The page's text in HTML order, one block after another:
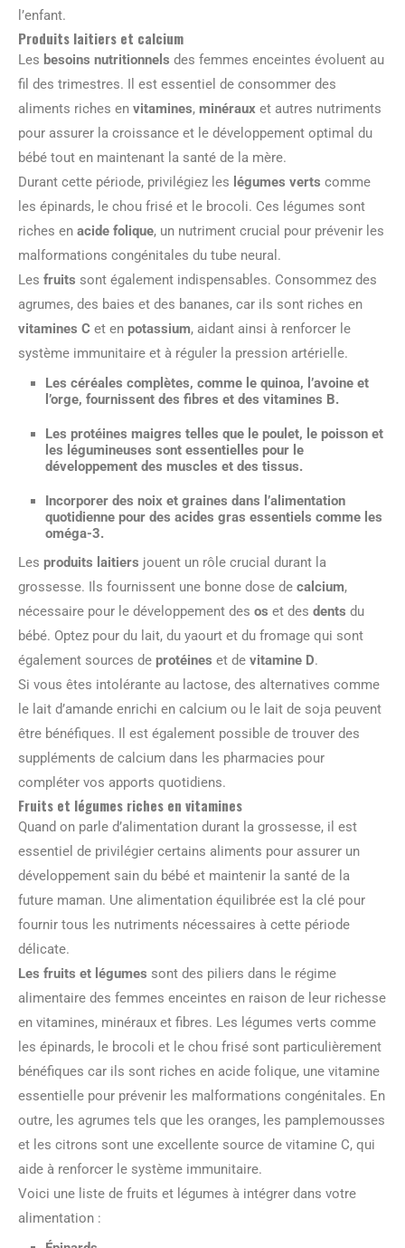
l’enfant.
Produits laitiers et calcium
Les besoins nutritionnels des femmes enceintes évoluent au
fil des trimestres. Il est essentiel de consommer des
aliments riches en vitamines, minéraux et autres nutriments
pour assurer la croissance et le développement optimal du
bébé tout en maintenant la santé de la mère.
Durant cette période, privilégiez les légumes verts comme
les épinards, le chou frisé et le brocoli. Ces légumes sont
riches en acide folique, un nutriment crucial pour prévenir les
malformations congénitales du tube neural.
Les fruits sont également indispensables. Consommez des
agrumes, des baies et des bananes, car ils sont riches en
vitamines C et en potassium, aidant ainsi à renforcer le
système immunitaire et à réguler la pression artérielle.
Les céréales complètes, comme le quinoa, l’avoine et
l’orge, fournissent des fibres et des vitamines B.
Les protéines maigres telles que le poulet, le poisson et
les légumineuses sont essentielles pour le
développement des muscles et des tissus.
Incorporer des noix et graines dans l’alimentation
quotidienne pour des acides gras essentiels comme les
oméga-3.
Les produits laitiers jouent un rôle crucial durant la
grossesse. Ils fournissent une bonne dose de calcium,
nécessaire pour le développement des os et des dents du
bébé. Optez pour du lait, du yaourt et du fromage qui sont
également sources de protéines et de vitamine D.
Si vous êtes intolérante au lactose, des alternatives comme
le lait d’amande enrichi en calcium ou le lait de soja peuvent
être bénéfiques. Il est également possible de trouver des
suppléments de calcium dans les pharmacies pour
compléter vos apports quotidiens.
Fruits et légumes riches en vitamines
Quand on parle d’alimentation durant la grossesse, il est
essentiel de privilégier certains aliments pour assurer un
développement sain du bébé et maintenir la santé de la
future maman. Une alimentation équilibrée est la clé pour
fournir tous les nutriments nécessaires à cette période
délicate.
Les fruits et légumes sont des piliers dans le régime
alimentaire des femmes enceintes en raison de leur richesse
en vitamines, minéraux et fibres. Les légumes verts comme
les épinards, le brocoli et le chou frisé sont particulièrement
bénéfiques car ils sont riches en acide folique, une vitamine
essentielle pour prévenir les malformations congénitales. En
outre, les agrumes tels que les oranges, les pamplemousses
et les citrons sont une excellente source de vitamine C, qui
aide à renforcer le système immunitaire.
Voici une liste de fruits et légumes à intégrer dans votre
alimentation :